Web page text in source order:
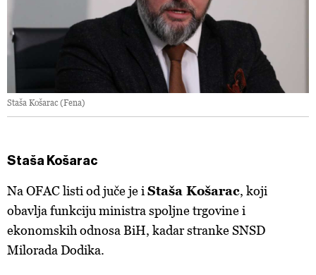
Staša Košarac (Fena)
Staša Košarac
Na OFAC listi od juče je iStaša Košarac, koji
obavlja funkciju ministra spoljne trgovine i
ekonomskih odnosa BiH, kadar stranke SNSD
Milorada Dodika.